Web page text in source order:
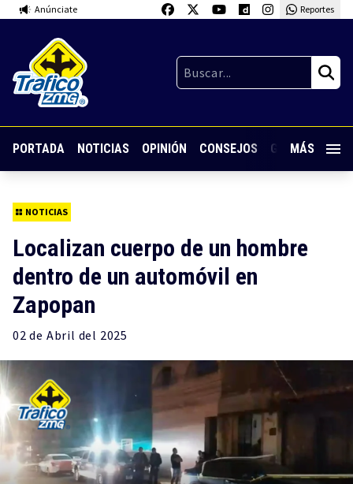
Anúnciate Reportes
PORTADA NOTICIAS OPINIÓN CONSEJOS GUARDIA
MÁS
NOTICIAS
Localizan cuerpo de un hombre
dentro de un automóvil en
Zapopan
02 de Abril del 2025